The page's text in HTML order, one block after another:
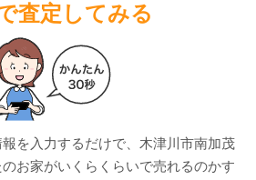
査定してみる
を入力するだけで、 木津川市南加茂
のお家がいくらくらいで売れるのかす